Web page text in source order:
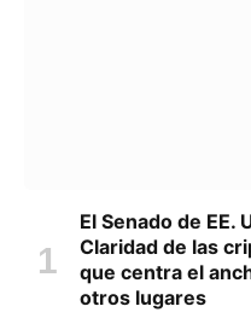
El Senado de EE.
Claridad de las
que centra el
otros lugares